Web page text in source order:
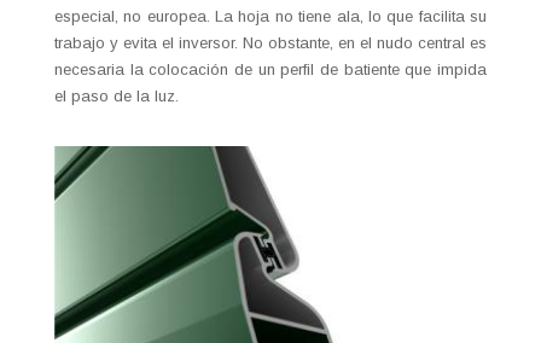
especial, no europea. La hoja no tiene ala, lo que facilita su
trabajo y evita el inversor. No obstante, en el nudo central es
necesaria la colocación de un perfil de batiente que impida
el paso de la luz.